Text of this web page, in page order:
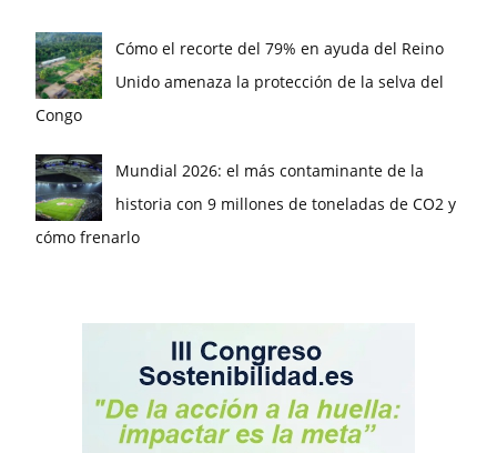
Cómo el recorte del 79% en ayuda del Reino
Unido amenaza la protección de la selva del
Congo
Mundial 2026: el más contaminante de la
historia con 9 millones de toneladas de CO2 y
cómo frenarlo